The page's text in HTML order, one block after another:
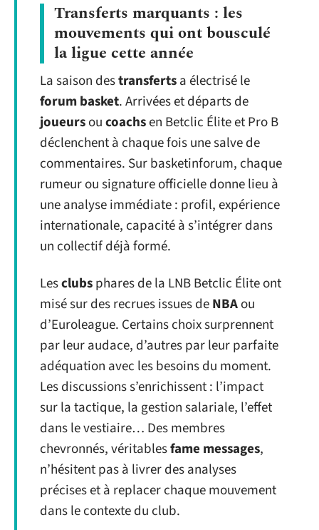
Transferts marquants : les
mouvements qui ont bousculé
la ligue cette année
La saison destransfertsa électrisé le
forum basket. Arrivées et départs de
joueursoucoachsen Betclic Élite et Pro B
déclenchent à chaque fois une salve de
commentaires. Sur basketinforum, chaque
rumeur ou signature officielle donne lieu à
une analyse immédiate : profil, expérience
internationale, capacité à s’intégrer dans
un collectif déjà formé.
Lesclubsphares de la LNB Betclic Élite ont
misé sur des recrues issues deNBAou
d’Euroleague. Certains choix surprennent
par leur audace, d’autres par leur parfaite
adéquation avec les besoins du moment.
Les discussions s’enrichissent : l’impact
sur la tactique, la gestion salariale, l’effet
dans le vestiaire… Des membres
chevronnés, véritablesfame messages,
n’hésitent pas à livrer des analyses
précises et à replacer chaque mouvement
dans le contexte du club.